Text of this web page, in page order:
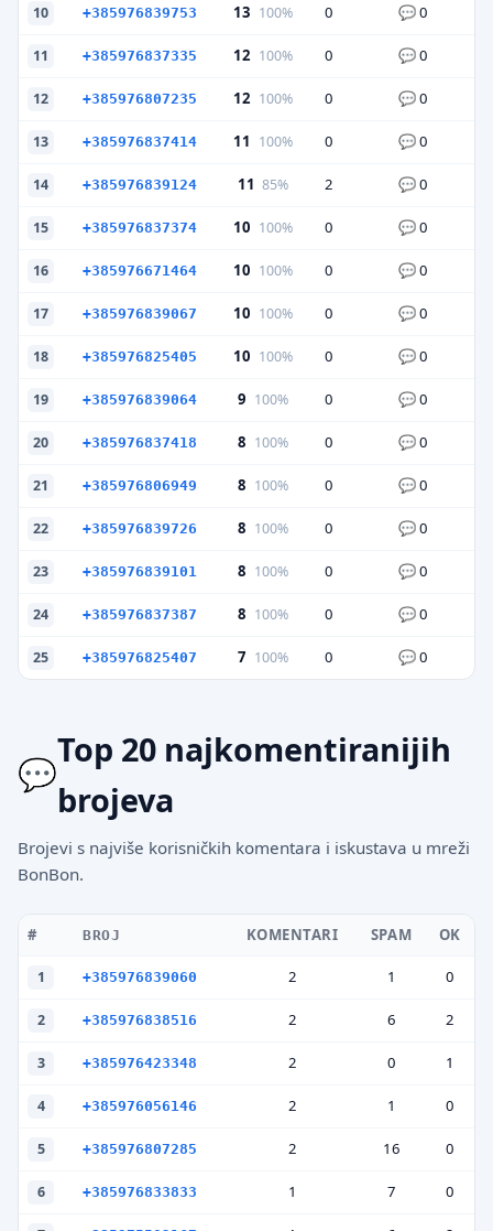
10 +385976839753 13 100% 0 0
11 +385976837335 12 100% 0 0
12 +385976807235 12 100% 0 0
13 +385976837414 11 100% 0 0
14 +385976839124 11 85% 2 0
15 +385976837374 10 100% 0 0
16 +385976671464 10 100% 0 0
17 +385976839067 10 100% 0 0
18 +385976825405 10 100% 0 0
19 +385976839064 9 100% 0 0
20 +385976837418 8 100% 0 0
21 +385976806949 8 100% 0 0
22 +385976839726 8 100% 0 0
23 +385976839101 8 100% 0 0
24 +385976837387 8 100% 0 0
25 +385976825407 7 100% 0 0
Top 20 najkomentiranijih
brojeva
Brojevi s najviše korisničkih komentara i iskustava u mreži
BonBon.
# BROJ KOMENTARI SPAM OK
1 +385976839060 2 1 0
2 +385976838516 2 6 2
3 +385976423348 2 0 1
4 +385976056146 2 1 0
5 +385976807285 2 16 0
6 +385976833833 1 7 0